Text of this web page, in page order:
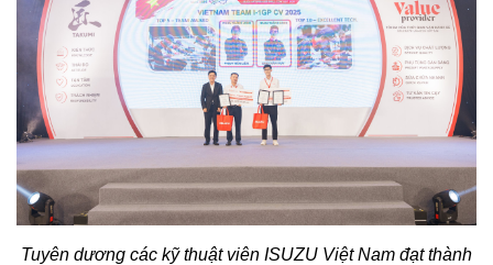
Tuyên dương các kỹ thuật viên ISUZU Việt Nam đạt thành